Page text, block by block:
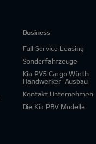
Business
Full Service Leasing
Sonderfahrzeuge
Kia PV5 Cargo Würth
Handwerker-Ausbau
Kontakt Unternehmen
Die Kia PBV Modelle